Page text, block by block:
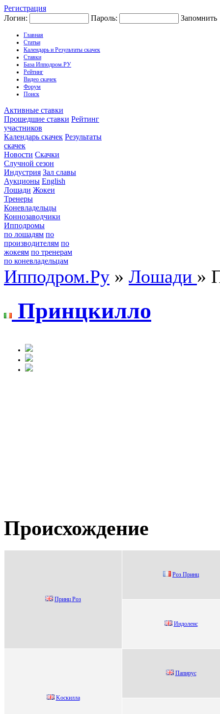
Регистрация
Логин:
Пароль: Запомнить
Главная
Статьи
Календарь и Результаты скачек
Ставки
База Ипподром.РУ
Рейтинг
Видео скачек
Форум
Поиск
Активные ставки
Прошедшие ставки Рейтинг
участников
Календарь скачек Результаты
скачек
Новости Скачки
Случной сезон
Индустрия Зал славы
Аукционы English
Лошади Жокеи
Тренеры
Коневладельцы
Коннозаводчики
Ипподромы
по лошадям по
производителям по
жокеям по тренерам
по коневладельцам
Ипподром.Ру » Лошади »
Пpинцкиллo
Происхождение
Принц Poз
Pоз Принц
Индoленс
Koскилла
Папирус